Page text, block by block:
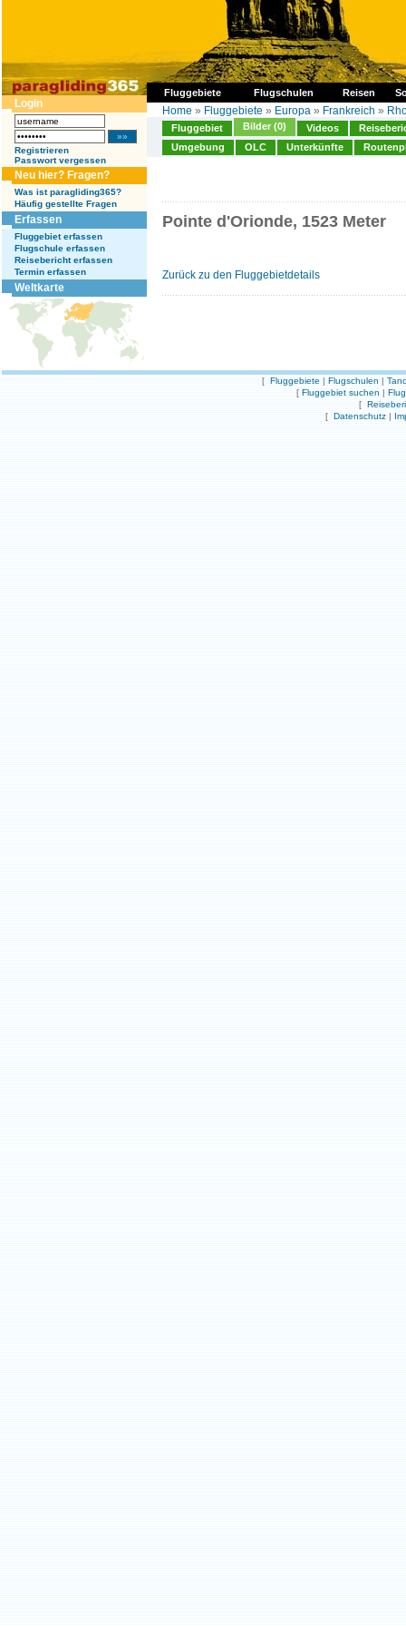
Fluggebiete Flugschulen Reisen
Login
Registrieren
Passwort vergessen
Neu hier? Fragen?
Was ist paragliding365?
Häufig gestellte Fragen
Erfassen
Fluggebiet erfassen
Flugschule erfassen
Reisebericht erfassen
Termin erfassen
Weltkarte
Home » Fluggebiete » Europa » Frankreich »
Fluggebiet Bilder (0) Videos
Umgebung
OLC Unterkünfte
Pointe d'Orionde, 1523 Meter
Zurück zu den Fluggebietdetails
[ Fluggebiete | Flugschulen |
[ Fluggebiet suchen |
[
[ Datenschutz |